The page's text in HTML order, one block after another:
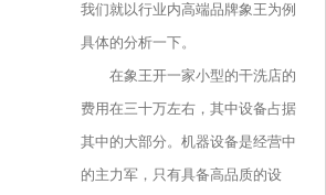
我们就以行业内高端品牌象王为例
具体的分析一下。
在象王开一家小型的干洗店的
费用在三十万左右，其中设备占据
其中的大部分。机器设备是经营中
的主力军，只有具备高品质的设